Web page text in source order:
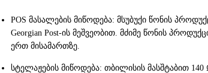
POS მასალების მიწოდება: მსუბუქი წონის
Georgian Post-ის მეშვეობით. მძიმე წონის
ერთ მისამართზე.
სტელაჟების მიწოდება: თბილისის მასშტაბით